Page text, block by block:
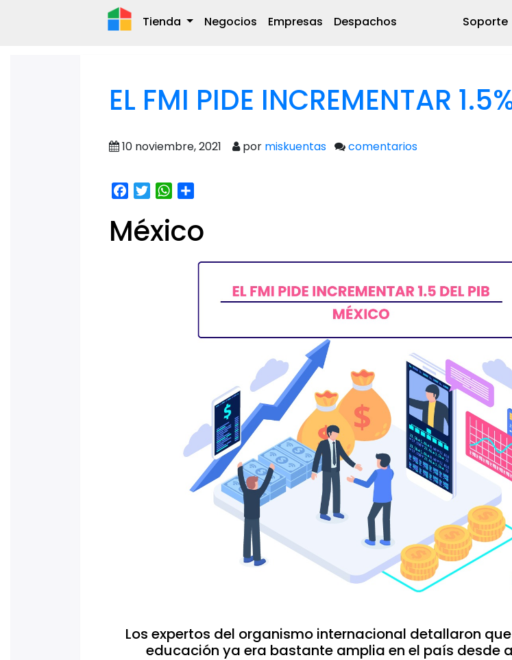
Tienda Negocios Empresas Despachos Soporte
EL FMI PIDE INCREMENTAR
10 noviembre, 2021 por miskuentas comentarios
Facebook
TwitterWhatsApp
México
Los expertos del organismo internacional detallaron
educación ya era bastante amplia en el país desde